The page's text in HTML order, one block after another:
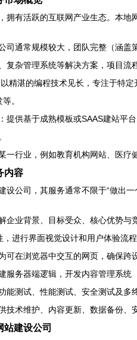
拥有活跃的互联网产业生态。本地
司通常规模较大，团队完整（涵
复杂管理系统等解决方案，项目流
以精湛的编程技术见长，专注于特
。
：提供基于成熟模板或SAAS建站平
一行业，例如教育机构网站、医
内容
设公司，其服务通常不限于“做出一
企业背景、目标受众、核心优势与
，进行界面视觉设计和用户体验流
可在浏览器中交互的网页，确保跨
服务器端逻辑，开发内容管理系统
能测试、性能测试、安全测试及
技术维护、内容更新、数据备份、
站建设公司